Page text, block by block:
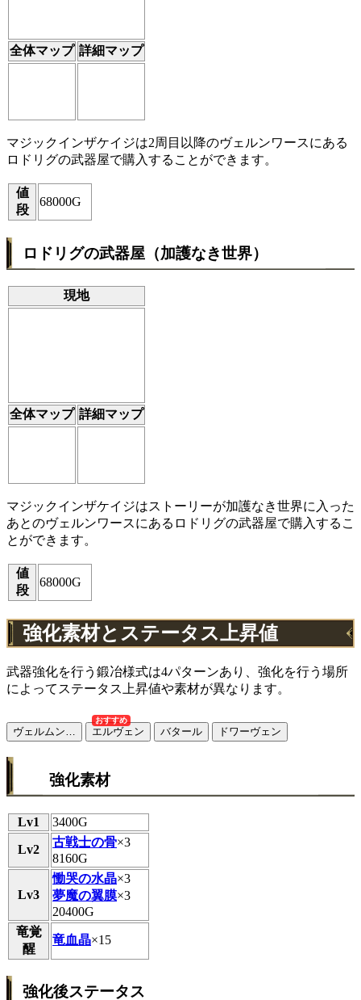
全体マップ 詳細マップ
マジックインザケイジは2周目以降のヴェルンワースにある
ロドリグの武器屋で購入することができます。
値
段
68000G
ロドリグの武器屋（加護なき世界）
現地
全体マップ 詳細マップ
マジックインザケイジはストーリーが加護なき世界に入った
あとのヴェルンワースにあるロドリグの武器屋で購入するこ
とができます。
値
段
68000G
強化素材とステータス上昇値
武器強化を行う鍛冶様式は4パターンあり、強化を行う場所
によってステータス上昇値や素材が異なります。
ヴェルムン…
おすすめ
エルヴェン バタール ドワーヴェン
強化素材
Lv1
3400G
Lv2
古戦士の骨×3
8160G
Lv3
慟哭の水晶×3
夢魔の翼膜×3
20400G
竜覚
醒
竜血晶×15
強化後ステータス